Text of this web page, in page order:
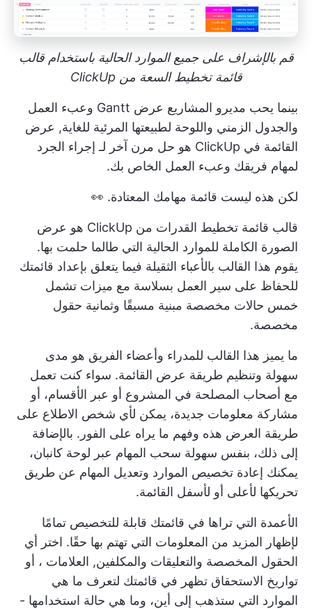
قم بالإشراف على جميع الموارد الحالية باستخدام قالب
قائمة تخطيط السعة من ClickUp
بينما يحب مديرو المشاريع عرض Gantt وعبء العمل
والجدول الزمني واللوحة لطبيعتها المرئية للغاية, عرض
القائمة في ClickUp
هو حل مرن آخر لـ إجراء الجرد
لمهام فريقك وعبء العمل الخاص بك.
لكن هذه ليست قائمة مهامك المعتادة. 👀
قالب قائمة تخطيط القدرات من ClickUp هو عرض
الصورة الكاملة للموارد الحالية التي طالما حلمت بها.
يقوم هذا القالب بالأعباء الثقيلة فيما يتعلق بإعداد قائمتك
للحفاظ على سير العمل بسلاسة مع ميزات تشمل
خمس حالات مخصصة مبنية مسبقًا وثمانية حقول
مخصصة.
ما يميز هذا القالب للمدراء وأعضاء الفريق هو مدى
سهولة وتنظيم طريقة عرض القائمة. سواء كنت تعمل
مع أصحاب المصلحة في المشروع أو عبر الأقسام، أو
مشاركة معلومات جديدة، يمكن لأي شخص الاطلاع على
طريقة العرض هذه وفهم ما يراه على الفور. بالإضافة
إلى ذلك، بنفس سهولة سحب المهام عبر لوحة كانبان،
يمكنك إعادة تخصيص الموارد وتعديل المهام عن طريق
تحريكها لأعلى أو لأسفل القائمة.
الأعمدة التي تراها في قائمتك قابلة للتخصيص تمامًا
لإظهار المزيد من المعلومات التي تهتم بها حقًا. اختر أي
الحقول المخصصة والتعليقات والمكلفين, العلامات ، أو
تواريخ الاستحقاق تظهر في قائمتك لتعرف ما هي
الموارد التي ستذهب إلى أين، وما هي حالة استخدامها -